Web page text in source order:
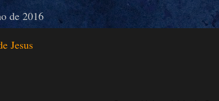
de 2016
Jesus